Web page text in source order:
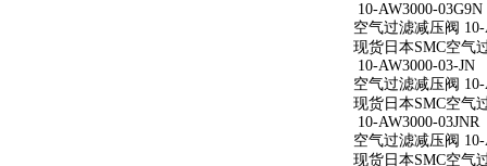
10-AW3000-03G9N
空气过滤减压阀 10-
现货日本SMC空气
10-AW3000-03-JN
空气过滤减压阀 10-
现货日本SMC空气
10-AW3000-03JNR
空气过滤减压阀 10-
现货日本SMC空气